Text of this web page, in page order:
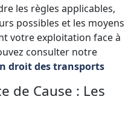
les règles applicables,
possibles et les moyens
votre exploitation face à
consulter notre
droit des transports
de Cause : Les